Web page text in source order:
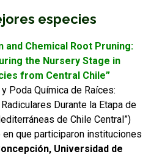
especies
Chemical Root Pruning:
the Nursery Stage in
from Central Chile”
Poda Química de Raíces:
Durante la Etapa de
de Chile Central”)
que participaron instituciones
Universidad de